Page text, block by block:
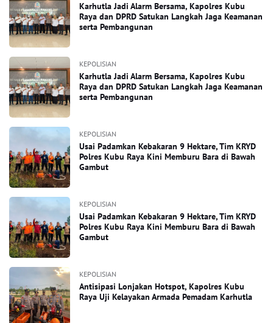
Karhutla Jadi Alarm Bersama, Kapolres Kubu
Raya dan DPRD Satukan Langkah Jaga Keamanan
serta Pembangunan
KEPOLISIAN
Karhutla Jadi Alarm Bersama, Kapolres Kubu
Raya dan DPRD Satukan Langkah Jaga Keamanan
serta Pembangunan
KEPOLISIAN
Usai Padamkan Kebakaran 9 Hektare, Tim KRYD
Polres Kubu Raya Kini Memburu Bara di Bawah
Gambut
KEPOLISIAN
Usai Padamkan Kebakaran 9 Hektare, Tim KRYD
Polres Kubu Raya Kini Memburu Bara di Bawah
Gambut
KEPOLISIAN
Antisipasi Lonjakan Hotspot, Kapolres Kubu
Raya Uji Kelayakan Armada Pemadam Karhutla